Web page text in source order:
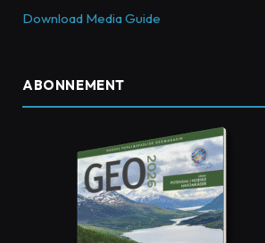
Download Media Guide
ABONNEMENT